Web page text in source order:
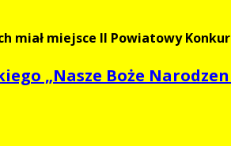
miał miejsce II Powiatowy
„Nasze Boże